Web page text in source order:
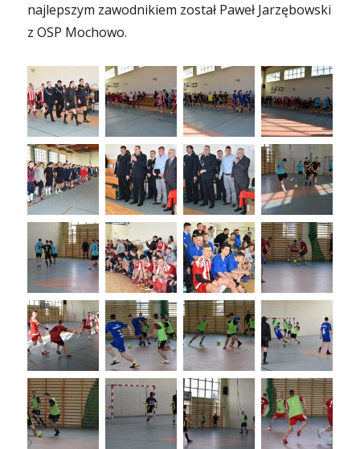
najlepszym zawodnikiem został Paweł Jarzębowski
z OSP Mochowo.